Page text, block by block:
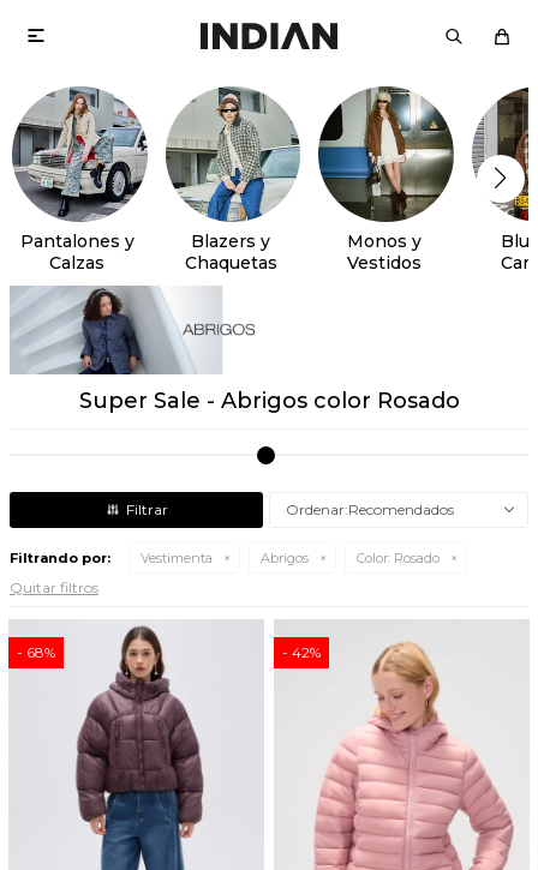

Pantalones y
Calzas
Blazers y
Chaquetas
Monos y
Vestidos
Super Sale - Abrigos color Rosado
Recomendados
Filtrando por: Vestimenta Abrigos Color: Rosado
Quitar filtros
68 42